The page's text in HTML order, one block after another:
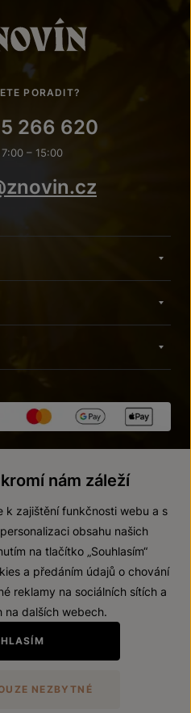
PORADIT?
266 620
7:00 – 15:00
ZNOJMO, a. s.
o přístupnosti
nápojů osobám mladším 18 let.
webProgress
nám záleží
k zajištění funkčnosti webu a s
obsahu našich
na tlačítko „Souhlasím“
a předáním údajů o chování
reklamy na sociálních sítích a
na dalších webech.
NEZBYTNÉ